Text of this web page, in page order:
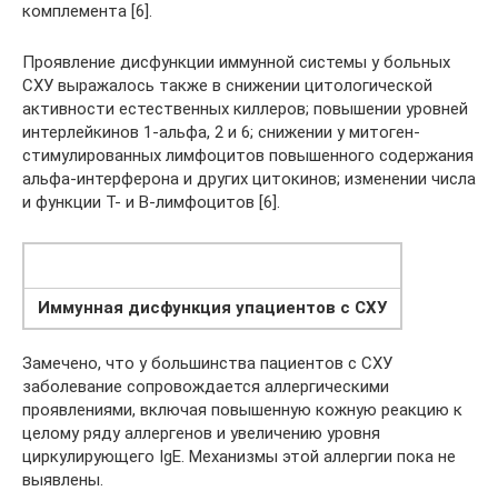
комплемента [6].
Проявление дисфункции иммунной системы у больных
СХУ выражалось также в снижении цитологической
активности естественных киллеров; повышении уровней
интерлейкинов 1-альфа, 2 и 6; снижении у митоген-
стимулированных лимфоцитов повышенного содержания
альфа-интерферона и других цитокинов; изменении числа
и функции Т- и В-лимфоцитов [6].
Иммунная дисфункция упациентов с СХУ
Замечено, что у большинства пациентов с СХУ
заболевание сопровождается аллергическими
проявлениями, включая повышенную кожную реакцию к
целому ряду аллергенов и увеличению уровня
циркулирующего IgE. Механизмы этой аллергии пока не
выявлены.